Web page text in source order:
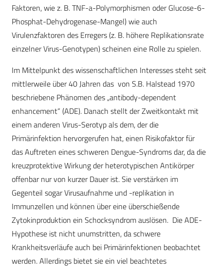
Faktoren, wie z. B. TNF-a-Polymorphismen oder Glucose-6-
Phosphat-Dehydrogenase-Mangel) wie auch
Virulenzfaktoren des Erregers (z. B. höhere Replikationsrate
einzelner Virus-Genotypen) scheinen eine Rolle zu spielen.
Im Mittelpunkt des wissenschaftlichen Interesses steht seit
mittlerweile über 40 Jahren das von S.B. Halstead 1970
beschriebene Phänomen des „antibody-dependent
enhancement“ (ADE). Danach stellt der Zweitkontakt mit
einem anderen Virus-Serotyp als dem, der die
Primärinfektion hervorgerufen hat, einen Risikofaktor für
das Auftreten eines schweren Dengue-Syndroms dar, da die
kreuzprotektive Wirkung der heterotypischen Antikörper
offenbar nur von kurzer Dauer ist. Sie verstärken im
Gegenteil sogar Virusaufnahme und -replikation in
Immunzellen und können über eine überschießende
Zytokinproduktion ein Schocksyndrom auslösen. Die ADE-
Hypothese ist nicht unumstritten, da schwere
Krankheitsverläufe auch bei Primärinfektionen beobachtet
werden. Allerdings bietet sie ein viel beachtetes